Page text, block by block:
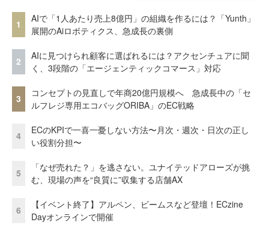
1
AIで「1人あたり売上8億円」の組織を作るには？「Yunth」
展開のAiロボティクス、急成長の裏側
2
AIに見つけられ顧客に選ばれるには？アクセンチュアに聞
く、3段階の「エージェンティックコマース」対応
3
コンセプトの見直しで年商20億円規模へ 急成長中の「セ
ルフレジ専用エコバッグORIBA」のEC戦略
4
ECのKPIで一喜一憂しない方法〜月次・週次・日次の正し
い役割分担〜
5
「なぜ売れた？」を逃さない。ユナイテッドアローズが挑
む、現場の声を“良質に”収集する店舗AX
6
【イベント終了】アルペン、ビームスなど登壇！ECzine
Dayオンラインで開催